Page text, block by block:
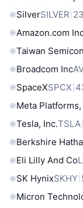
SilverSILVER
Amazon.com
Taiwan
Broadcom Inc
SpaceXSPCX
Meta Platforms,
Tesla, Inc.TSLA
Berkshire
Eli Lilly And Co
SK HynixSKHY
Micron